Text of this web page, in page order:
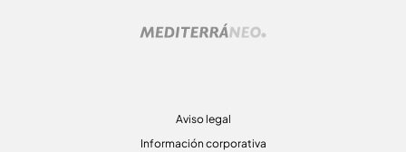
Aviso legal
Información corporativa